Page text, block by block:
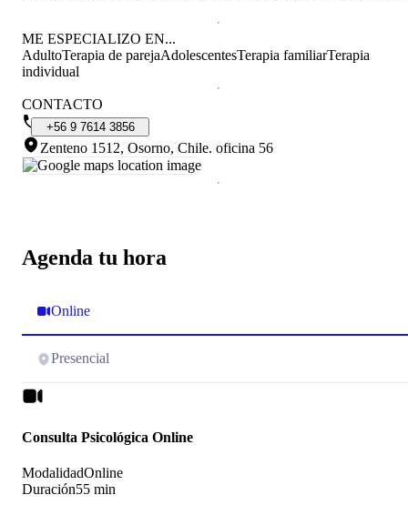
Agenda tu hora
Online
Presencial
Consulta Psicológica Online
ModalidadOnline
Duración55 min
ME ESPECIALIZO EN...
AdultoTerapia de parejaAdolescentesTerapia familiarTerapia
individual
CONTACTO
+56 9 7614 3856
Zenteno 1512, Osorno, Chile. oficina 56